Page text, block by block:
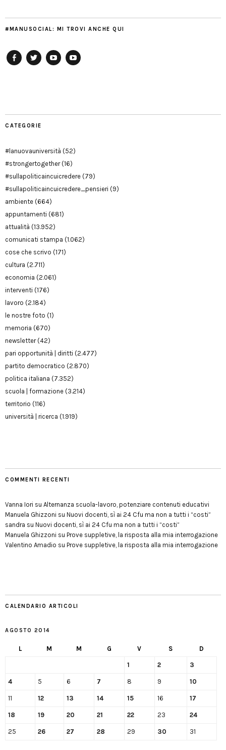
#MANUSOCIAL: MI TROVI ANCHE QUI
CATEGORIE
#lanuovauniversità (52)
#strongertogether(16)
#sullapoliticaincuicredere (79)
#sullapoliticaincuicredere_pensieri (9)
ambiente (664)
appuntamenti (681)
attualità (13.952)
comunicati stampa (1.062)
cose che scrivo (171)
cultura (2.711)
economia (2.061)
interventi (176)
lavoro (2.184)
le nostre foto (1)
memoria (670)
newsletter(42)
pari opportunità | diritti (2.477)
partito democratico (2.870)
politica italiana (7.352)
scuola | formazione (3.214)
territorio (116)
università | ricerca (1.919)
COMMENTI RECENTI
Vanna Iori su Alternanza scuola-lavoro, potenziare contenuti educativi
Manuela Ghizzoni su Nuovi docenti, sì ai 24 Cfu ma non a tutti i “costi”
sandra su Nuovi docenti, sì ai 24 Cfu ma non a tutti i “costi”
Manuela Ghizzoni su Prove suppletive, la risposta alla mia interrogazione
Valentino Amadio su Prove suppletive, la risposta alla mia interrogazione
CALENDARIO ARTICOLI
AGOSTO 2014
L M M G V S D
1 2 3
4 5 6 7 8 9 10
11 12 13 14 15 16 17
18 19 20 21 22 23 24
25 26 27 28 29 30 31